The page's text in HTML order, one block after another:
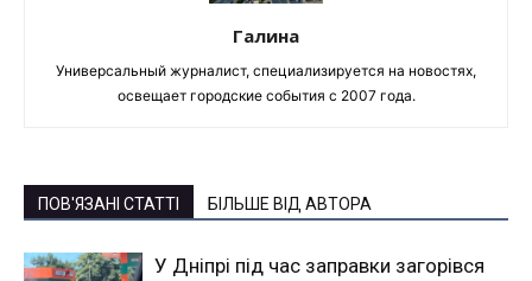
Галина
Универсальный журналист, специализируется на новостях,
освещает городские события с 2007 года.
ПОВ'ЯЗАНІ СТАТТІ БІЛЬШЕ ВІД АВТОРА
У Дніпрі під час заправки загорівся